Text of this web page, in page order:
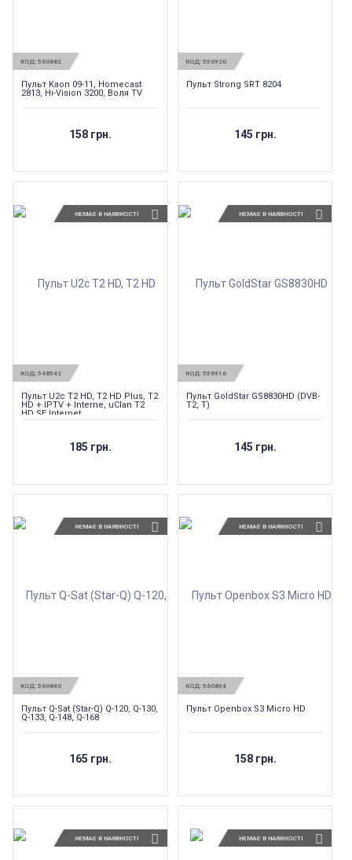
КОД: 560882
Пульт Kaon 09-11, Homecast
2813, Hi-Vision 3200, Воля TV
158 грн.
КОД: 556920
Пульт Strong SRT 8204
145 грн.
НЕМАЄ В НАЯВНОСТІ
КОД: 548542
Пульт U2c T2 HD, T2 HD Plus, T2
HD + IPTV + Interne, uClan T2
HD SE Internet
185 грн.
НЕМАЄ В НАЯВНОСТІ
КОД: 556916
Пульт GoldStar GS8830HD (DVB-
T2, T)
145 грн.
НЕМАЄ В НАЯВНОСТІ
КОД: 560840
Пульт Q-Sat (Star-Q) Q-120, Q-130,
Q-133, Q-148, Q-168
165 грн.
НЕМАЄ В НАЯВНОСТІ
КОД: 560834
Пульт Openbox S3 Micro HD
158 грн.
НЕМАЄ В НАЯВНОСТІ НЕМАЄ В НАЯВНОСТІ